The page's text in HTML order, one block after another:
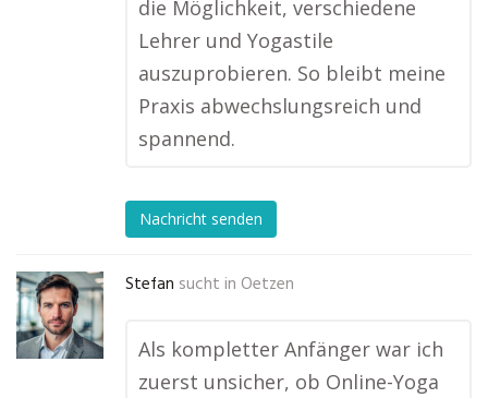
die Möglichkeit, verschiedene
Lehrer und Yogastile
auszuprobieren. So bleibt meine
Praxis abwechslungsreich und
spannend.
Nachricht senden
Stefan sucht in Oetzen
Als kompletter Anfänger war ich
zuerst unsicher, ob Online-Yoga